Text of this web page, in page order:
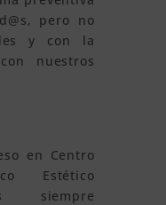
pero no
y con la
nuestros
en Centro
Estético
siempre